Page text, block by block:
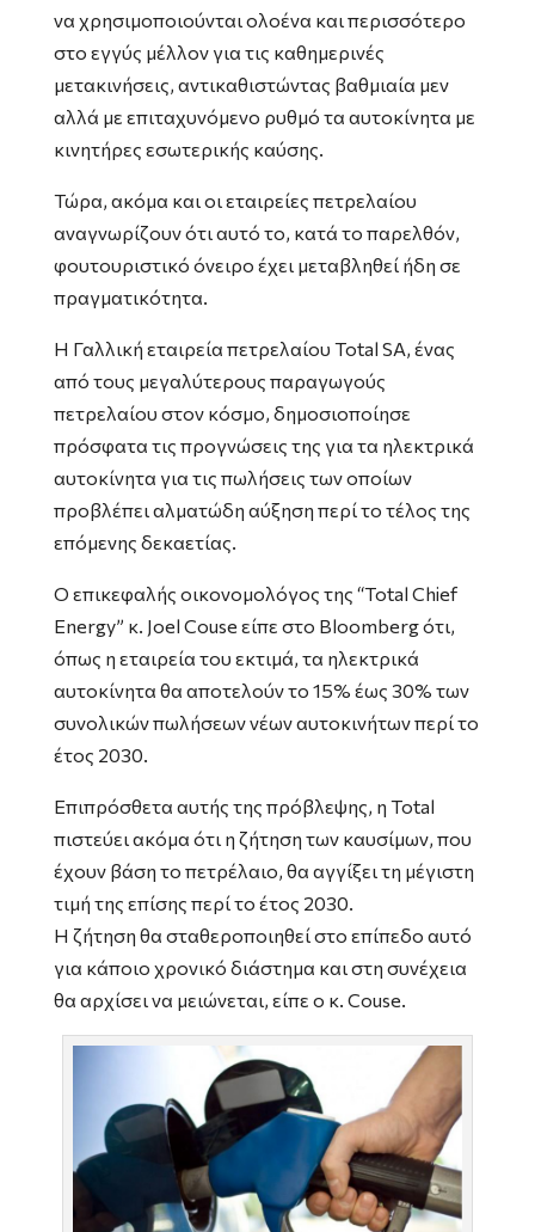
να χρησιμοποιούνται ολοένα και περισσότερο
στο εγγύς μέλλον για τις καθημερινές
μετακινήσεις, αντικαθιστώντας βαθμιαία μεν
αλλά με επιταχυνόμενο ρυθμό τα αυτοκίνητα με
κινητήρες εσωτερικής καύσης.
Τώρα, ακόμα και οι εταιρείες πετρελαίου
αναγνωρίζουν ότι αυτό το, κατά το παρελθόν,
φουτουριστικό όνειρο έχει μεταβληθεί ήδη σε
πραγματικότητα.
Η Γαλλική εταιρεία πετρελαίου Total SA, ένας
από τους μεγαλύτερους παραγωγούς
πετρελαίου στον κόσμο, δημοσιοποίησε
πρόσφατα τις προγνώσεις της για τα ηλεκτρικά
αυτοκίνητα για τις πωλήσεις των οποίων
προβλέπει αλματώδη αύξηση περί το τέλος της
επόμενης δεκαετίας.
Ο επικεφαλής οικονομολόγος της “Total Chief
Energy” κ. Joel Couse είπε στο Bloomberg ότι,
όπως η εταιρεία του εκτιμά, τα ηλεκτρικά
αυτοκίνητα θα αποτελούν το 15% έως 30% των
συνολικών πωλήσεων νέων αυτοκινήτων περί το
έτος 2030.
Επιπρόσθετα αυτής της πρόβλεψης, η Total
πιστεύει ακόμα ότι η ζήτηση των καυσίμων, που
έχουν βάση το πετρέλαιο, θα αγγίξει τη μέγιστη
τιμή της επίσης περί το έτος 2030.
Η ζήτηση θα σταθεροποιηθεί στο επίπεδο αυτό
για κάποιο χρονικό διάστημα και στη συνέχεια
θα αρχίσει να μειώνεται, είπε ο κ. Couse.